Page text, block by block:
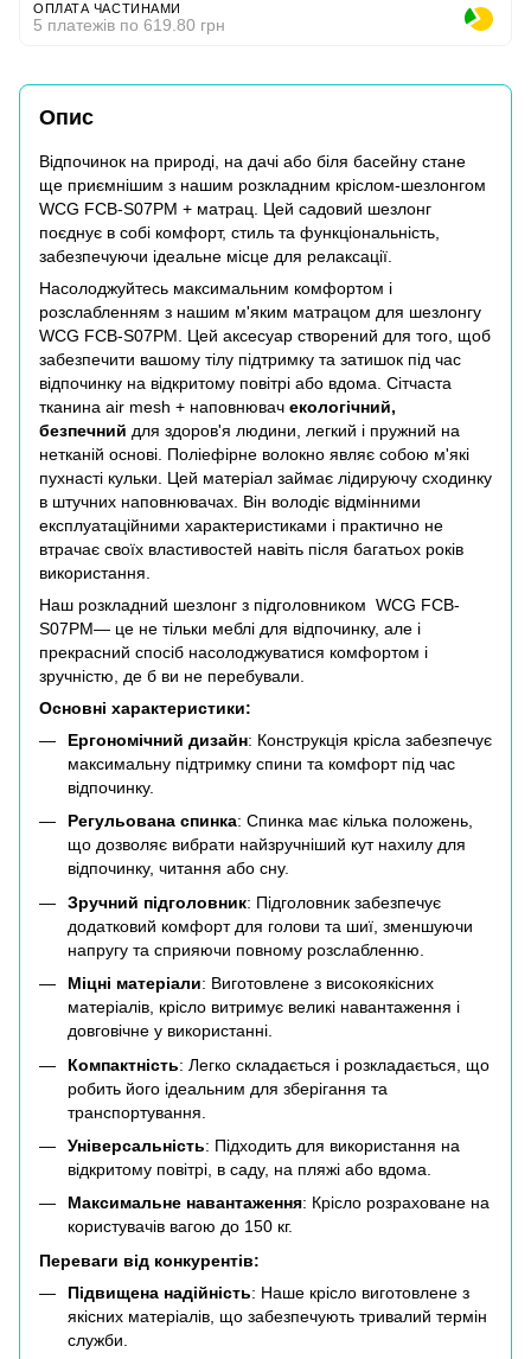
ОПЛАТА ЧАСТИНАМИ
5 платежів по 619.80 грн
Опис
Відпочинок на природі, на дачі або біля басейну стане
ще приємнішим з нашим розкладним кріслом-шезлонгом
WCG FCB-S07PM + матрац. Цей садовий шезлонг
поєднує в собі комфорт, стиль та функціональність,
забезпечуючи ідеальне місце для релаксації.
Насолоджуйтесь максимальним комфортом і
розслабленням з нашим м'яким матрацом для шезлонгу
WCG FCB-S07PM. Цей аксесуар створений для того, щоб
забезпечити вашому тілу підтримку та затишок під час
відпочинку на відкритому повітрі або вдома. Сітчаста
тканина air mesh + наповнювач екологічний,
безпечний для здоров'я людини, легкий і пружний на
нетканій основі. Поліефірне волокно являє собою м'які
пухнасті кульки. Цей матеріал займає лідируючу сходинку
в штучних наповнювачах. Він володіє відмінними
експлуатаційними характеристиками і практично не
втрачає своїх властивостей навіть після багатьох років
використання.
Наш розкладний шезлонг з підголовником WCG FCB-
S07PM— це не тільки меблі для відпочинку, але і
прекрасний спосіб насолоджуватися комфортом і
зручністю, де б ви не перебували.
Основні характеристики:
Ергономічний дизайн: Конструкція крісла забезпечує
максимальну підтримку спини та комфорт під час
відпочинку.
Регульована спинка: Спинка має кілька положень,
що дозволяє вибрати найзручніший кут нахилу для
відпочинку, читання або сну.
Зручний підголовник: Підголовник забезпечує
додатковий комфорт для голови та шиї, зменшуючи
напругу та сприяючи повному розслабленню.
Міцні матеріали: Виготовлене з високоякісних
матеріалів, крісло витримує великі навантаження і
довговічне у використанні.
Компактність: Легко складається і розкладається, що
робить його ідеальним для зберігання та
транспортування.
Універсальність: Підходить для використання на
відкритому повітрі, в саду, на пляжі або вдома.
Максимальне навантаження: Крісло розраховане на
користувачів вагою до 150 кг.
Переваги від конкурентів:
Підвищена надійність: Наше крісло виготовлене з
якісних матеріалів, що забезпечують тривалий термін
служби.